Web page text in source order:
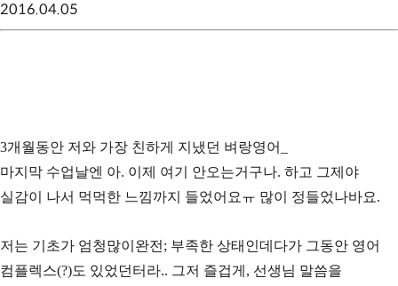
2016.04.05
3개월동안 저와 가장 친하게 지냈던 벼랑영어_
마지막 수업날엔 아. 이제 여기 안오는거구나. 하고 그제야
실감이 나서 먹먹한 느낌까지 들었어요ㅠ 많이 정들었나바요.
저는 기초가 엄청많이완전; 부족한 상태인데다가 그동안 영어
컴플렉스(?)도 있었던터라.. 그저 즐겁게, 선생님 말씀을